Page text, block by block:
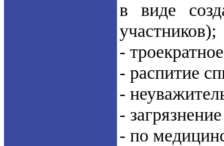
в виде
участников);
-
- распитие
-
-
- по